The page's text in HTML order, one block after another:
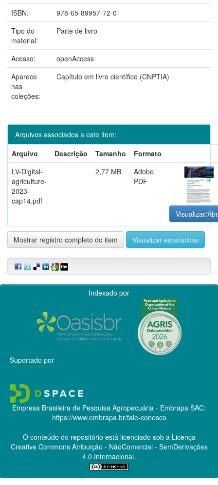
ISBN:
978-65-89957-72-0
Tipo do
material:
Parte de livro
Acesso:
openAccess
Aparece
nas
coleções:
Capítulo em livro científico (CNPTIA)
Arquivos associados a este item:
Arquivo
Descrição Tamanho
Formato
LV-Digital-
agriculture-
2023-
cap14.pdf
2,77 MB
Adobe
PDF
Visualizar/
Mostrar registro completo do item Visualizar estatísticas
Indexado por
Suportado por
Empresa Brasileira de Pesquisa Agropecuária - Embrapa SAC:
https://www.embrapa.br/fale-conosco
O conteúdo do repositório está licenciado sob a Licença
Creative CommonsAtribuição - NãoComercial - SemDerivações
4.0 Internacional.